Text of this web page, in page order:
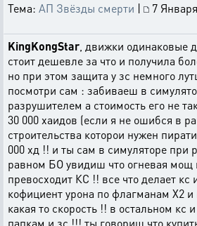
Тема: АП Звёзды смерти |
7
KingKongStar , движки одинаковые
стоит дешевле за что и получила
но при этом защита у зс немного
посмотри сам : забиваеш в
разрушителем а стоимость его не
30 000 хаидов (если я не ошибся в
строительства которои нужен
000 хд !! и ты сам в симуляторе при
равном БО увидиш что огневая мощ
превосходит КС !! все что делает кс
кофициент урона по флагманам Х2
какая то скорость !! в остальном кс
папкам и зс !!! ты говориш что